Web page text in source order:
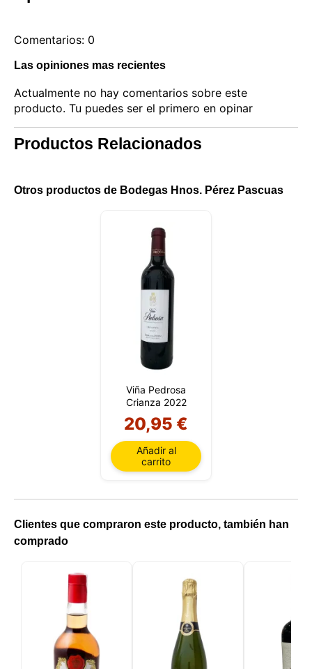
Comentarios: 0
Las opiniones mas recientes
Actualmente no hay comentarios sobre este
producto. Tu puedes ser el primero en opinar
Productos Relacionados
Otros productos de Bodegas Hnos. Pérez Pascuas
Viña Pedrosa
Crianza 2022
20,95 €
Añadir al
carrito
Clientes que compraron este producto, también han
comprado